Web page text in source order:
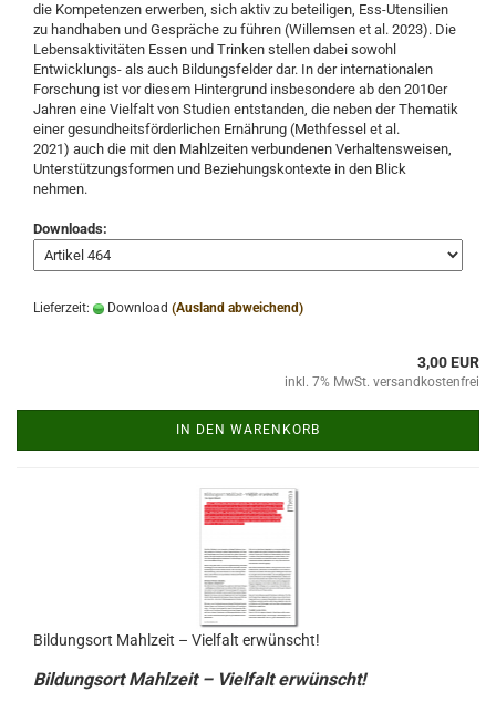
die Kompetenzen erwerben, sich aktiv zu beteiligen, Ess-Utensilien
zu handhaben und Gespräche zu führen (Willemsen et al. 2023). Die
Lebensaktivitäten Essen und Trinken stellen dabei sowohl
Entwicklungs- als auch Bildungsfelder dar. In der internationalen
Forschung ist vor diesem Hintergrund insbesondere ab den 2010er
Jahren eine Vielfalt von Studien entstanden, die neben der Thematik
einer gesundheitsförderlichen Ernährung (Methfessel et al.
2021) auch die mit den Mahlzeiten verbundenen Verhaltensweisen,
Unterstützungsformen und Beziehungskontexte in den Blick
nehmen.
Downloads:
Lieferzeit: Download (Ausland abweichend)
3,00 EUR
inkl. 7% MwSt. versandkostenfrei
IN DEN WARENKORB
Bildungsort Mahlzeit – Vielfalt erwünscht!
Bildungsort Mahlzeit – Vielfalt erwünscht!